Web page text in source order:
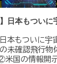
日本もついに
日本もついに宇
未確認飛行物
米国の情報開